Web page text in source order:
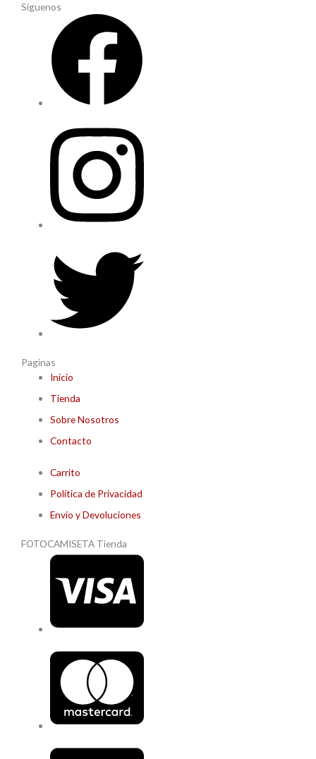
Síguenos
Paginas
Inicio
Tienda
Sobre Nosotros
Contacto
Carrito
Política de Privacidad
Envío y Devoluciones
FOTOCAMISETA Tienda